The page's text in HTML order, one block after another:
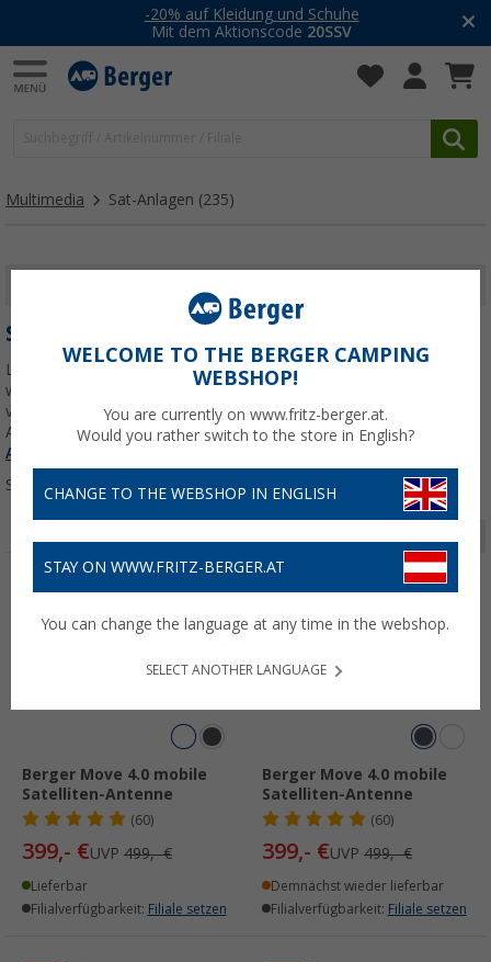
-20% auf Kleidung und Schuhe
Mit dem Aktionscode 20SSV
Multimedia Sat-Anlagen (235)
SAT-ANLAGEN
Lieblingsfernsehen auch im Wohnmobil! Bei uns findest du alles,
was du für perfekten Empfang brauchst: Komplette Sat-Anlagen
von Top-Marken Zubehör wie Masten, Finder und Kabel DVB-T
Antennen für unterwegsJetzt mehr über unsere Kategorie
Anlagen
Sortieren:
%
Berger Move 4.0 mobile
Satelliten-Antenne
(60)
399,- €UVP 499,- €
Lieferbar
Filialverfügbarkeit: Filiale setzen
%
Berger Move 4.0 mobile
Satelliten-Antenne
(60)
399,- €UVP 499,- €
Demnächst wieder lieferbar
Filialverfügbarkeit: Filiale setzen
WELCOME TO THE BERGER CAMPING
WEBSHOP!
You are currently on www.fritz-berger.at.
Would you rather switch to the store in English?
CHANGE TO THE WEBSHOP IN ENGLISH
STAY ON WWW.FRITZ-BERGER.AT
You can change the language at any time in the webshop.
SELECT ANOTHER LANGUAGE